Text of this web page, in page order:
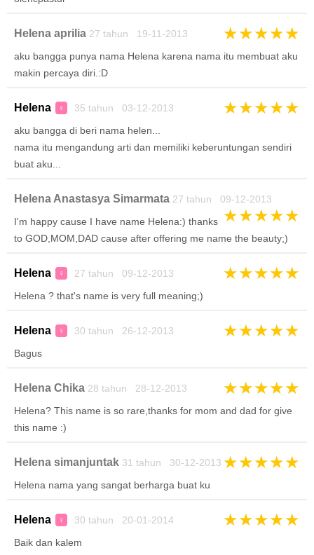
Helena aprilia 27 tahun 19-11-2013 ★★★★★
aku bangga punya nama Helena karena nama itu membuat aku
makin percaya diri.:D
Helena ♀ 35 tahun 03-12-2013 ★★★★★
aku bangga di beri nama helen...
nama itu mengandung arti dan memiliki keberuntungan sendiri
buat aku...
Helena Anastasya Simarmata 27 tahun 09-12-2013
★★★★★
I'm happy cause I have name Helena:) thanks
to GOD,MOM,DAD cause after offering me name the beauty;)
Helena ♀ 27 tahun 09-12-2013 ★★★★★
Helena ? that's name is very full meaning;)
Helena ♀ 30 tahun 26-12-2013 ★★★★★
Bagus
Helena Chika 28 tahun 28-12-2013 ★★★★★
Helena? This name is so rare,thanks for mom and dad for give
this name :)
Helena simanjuntak 31 tahun 30-12-2013 ★★★★★
Helena nama yang sangat berharga buat ku
Helena ♀ 30 tahun 20-01-2014 ★★★★★
Baik dan kalem